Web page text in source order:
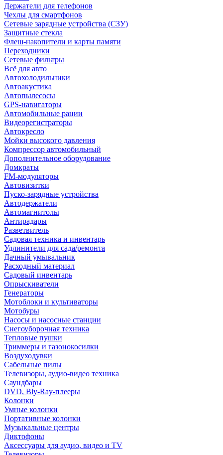
Держатели для телефонов
Чехлы для смартфонов
Сетевые зарядные устройства (СЗУ)
Защитные стекла
Флеш-накопители и карты памяти
Переходники
Сетевые фильтры
Всё для авто
Автохолодильники
Автоакустика
Автопылесосы
GPS-навигаторы
Автомобильные рации
Видеорегистраторы
Автокресло
Мойки высокого давления
Компрессор автомобильный
Дополнительное оборудование
Домкраты
FM-модуляторы
Автовизитки
Пуско-зарядные устройства
Автодержатели
Автомагнитолы
Антирадары
Разветвитель
Садовая техника и инвентарь
Удлинители для сада/ремонта
Дачный умывальник
Расходный материал
Садовый инвентарь
Опрыскиватели
Генераторы
Мотоблоки и культиваторы
Мотобуры
Насосы и насосные станции
Снегоуборочная техника
Тепловые пушки
Триммеры и газонокосилки
Воздуходувки
Сабельные пилы
Телевизоры, аудио-видео техника
Саундбары
DVD, Bly-Ray-плееры
Колонки
Умные колонки
Портативные колонки
Музыкальные центры
Диктофоны
Аксессуары для аудио, видео и TV